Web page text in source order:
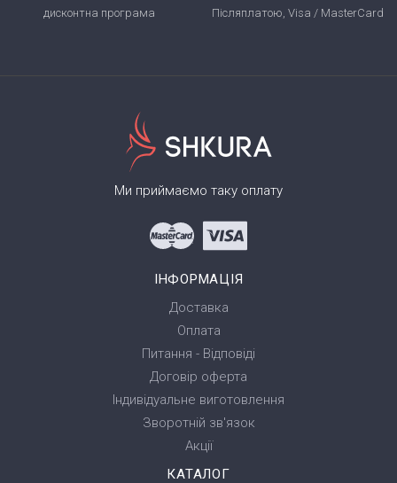
дисконтна програма Післяплатою, Visa / MasterCard
Ми приймаємо таку оплату
ІНФОРМАЦІЯ
Доставка
Оплата
Питання - Відповіді
Договір оферта
Індивідуальне виготовлення
Зворотній зв'язок
Акції
КАТАЛОГ